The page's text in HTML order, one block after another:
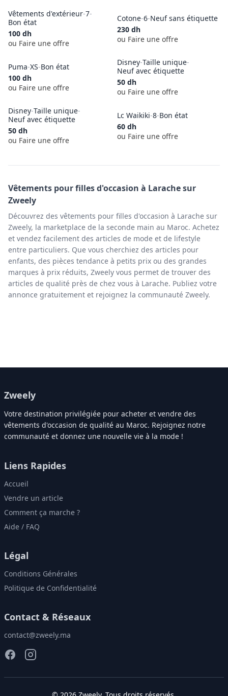
Vêtements d'extérieur-7-
Bon état
100 dh
ou Faire une offre
Cotone-6-Neuf sans étiquette
230 dh
ou Faire une offre
Puma-XS-Bon état
100 dh
ou Faire une offre
Disney-Taille unique-
Neuf avec étiquette
50 dh
ou Faire une offre
Disney-Taille unique-
Neuf avec étiquette
50 dh
ou Faire une offre
Lc Waikiki-8-Bon état
60 dh
ou Faire une offre
Vêtements pour fillesd'occasion à Larachesur
Zweely
Découvrez des vêtements pour filles d'occasion à Larache sur
Zweely, la marketplace de la seconde main au Maroc. Achetez
et vendez facilement des articles de mode et de lifestyle
entre particuliers. Que vous cherchiez des articles pour
enfants, des pièces tendance à petits prix ou des grandes
marques à prix réduits, Zweely vous permet de trouver des
articles de qualité près de chez vous à Larache. Publiez votre
annonce gratuitement et rejoignez la communauté Zweely.
Zweely
Votre destination privilégiée pour acheter et vendre des
vêtements d'occasion de qualité au Maroc. Rejoignez notre
communauté et donnez une nouvelle vie à la mode !
Liens Rapides
Accueil
Vendre un article
Comment ça marche ?
Aide / FAQ
Légal
Conditions Générales
Politique de Confidentialité
Contact & Réseaux
contact@zweely.ma